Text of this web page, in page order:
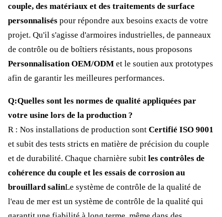
couple, des matériaux et des traitements de surface
personnalisés pour répondre aux besoins exacts de votre
projet. Qu'il s'agisse d'armoires industrielles, de panneaux
de contrôle ou de boîtiers résistants, nous proposons
Personnalisation OEM/ODM et le soutien aux prototypes
afin de garantir les meilleures performances.
Q:Quelles sont les normes de qualité appliquées par
votre usine lors de la production ?
R : Nos installations de production sont Certifié ISO 9001
et subit des tests stricts en matière de précision du couple
et de durabilité. Chaque charnière subit les contrôles de
cohérence du couple et les essais de corrosion au
brouillard salinLe système de contrôle de la qualité de
l'eau de mer est un système de contrôle de la qualité qui